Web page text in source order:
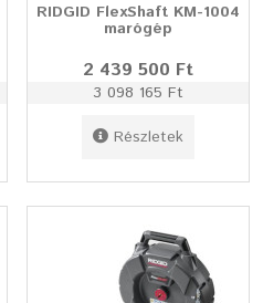
RIDGID FlexShaft KM-1004
marógép
2 439 500 Ft
3 098 165 Ft
Részletek